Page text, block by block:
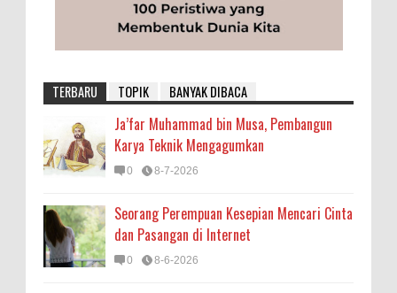
TERBARU TOPIK BANYAK DIBACA
Ja’far Muhammad bin Musa, Pembangun
Karya Teknik Mengagumkan
0 8-7-2026
Seorang Perempuan Kesepian Mencari Cinta
dan Pasangan di Internet
0 8-6-2026